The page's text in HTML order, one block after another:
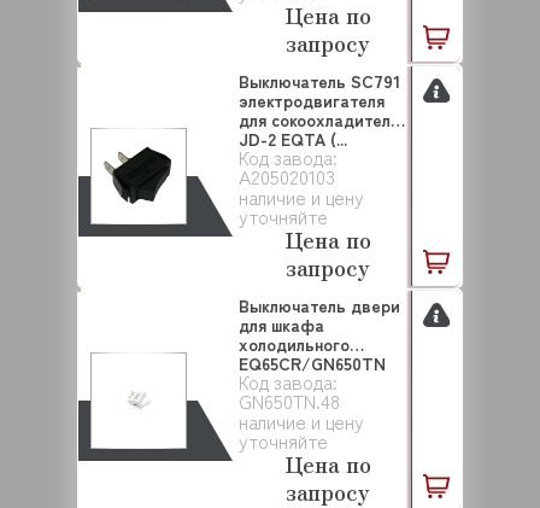
Цена по
запросу
Код завода:
A205020103
наличие и цену
уточняйте
Выключатель SC791
электродвигателя
для сокоохладителя
JD-2 EQTA (...
Цена по
запросу
Код завода:
GN650TN.48
наличие и цену
уточняйте
Выключатель двери
для шкафа
холодильного
EQ65CR/GN650TN
EQTA (GN6...
Цена по
запросу